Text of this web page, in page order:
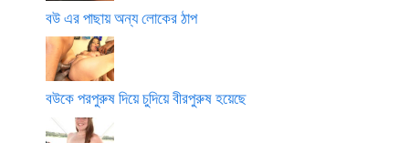
বউ এর পাছায় অন্য লোকের ঠাপ
বউকে পরপুরুষ দিয়ে চুদিয়ে বীরপুরুষ হয়েছে